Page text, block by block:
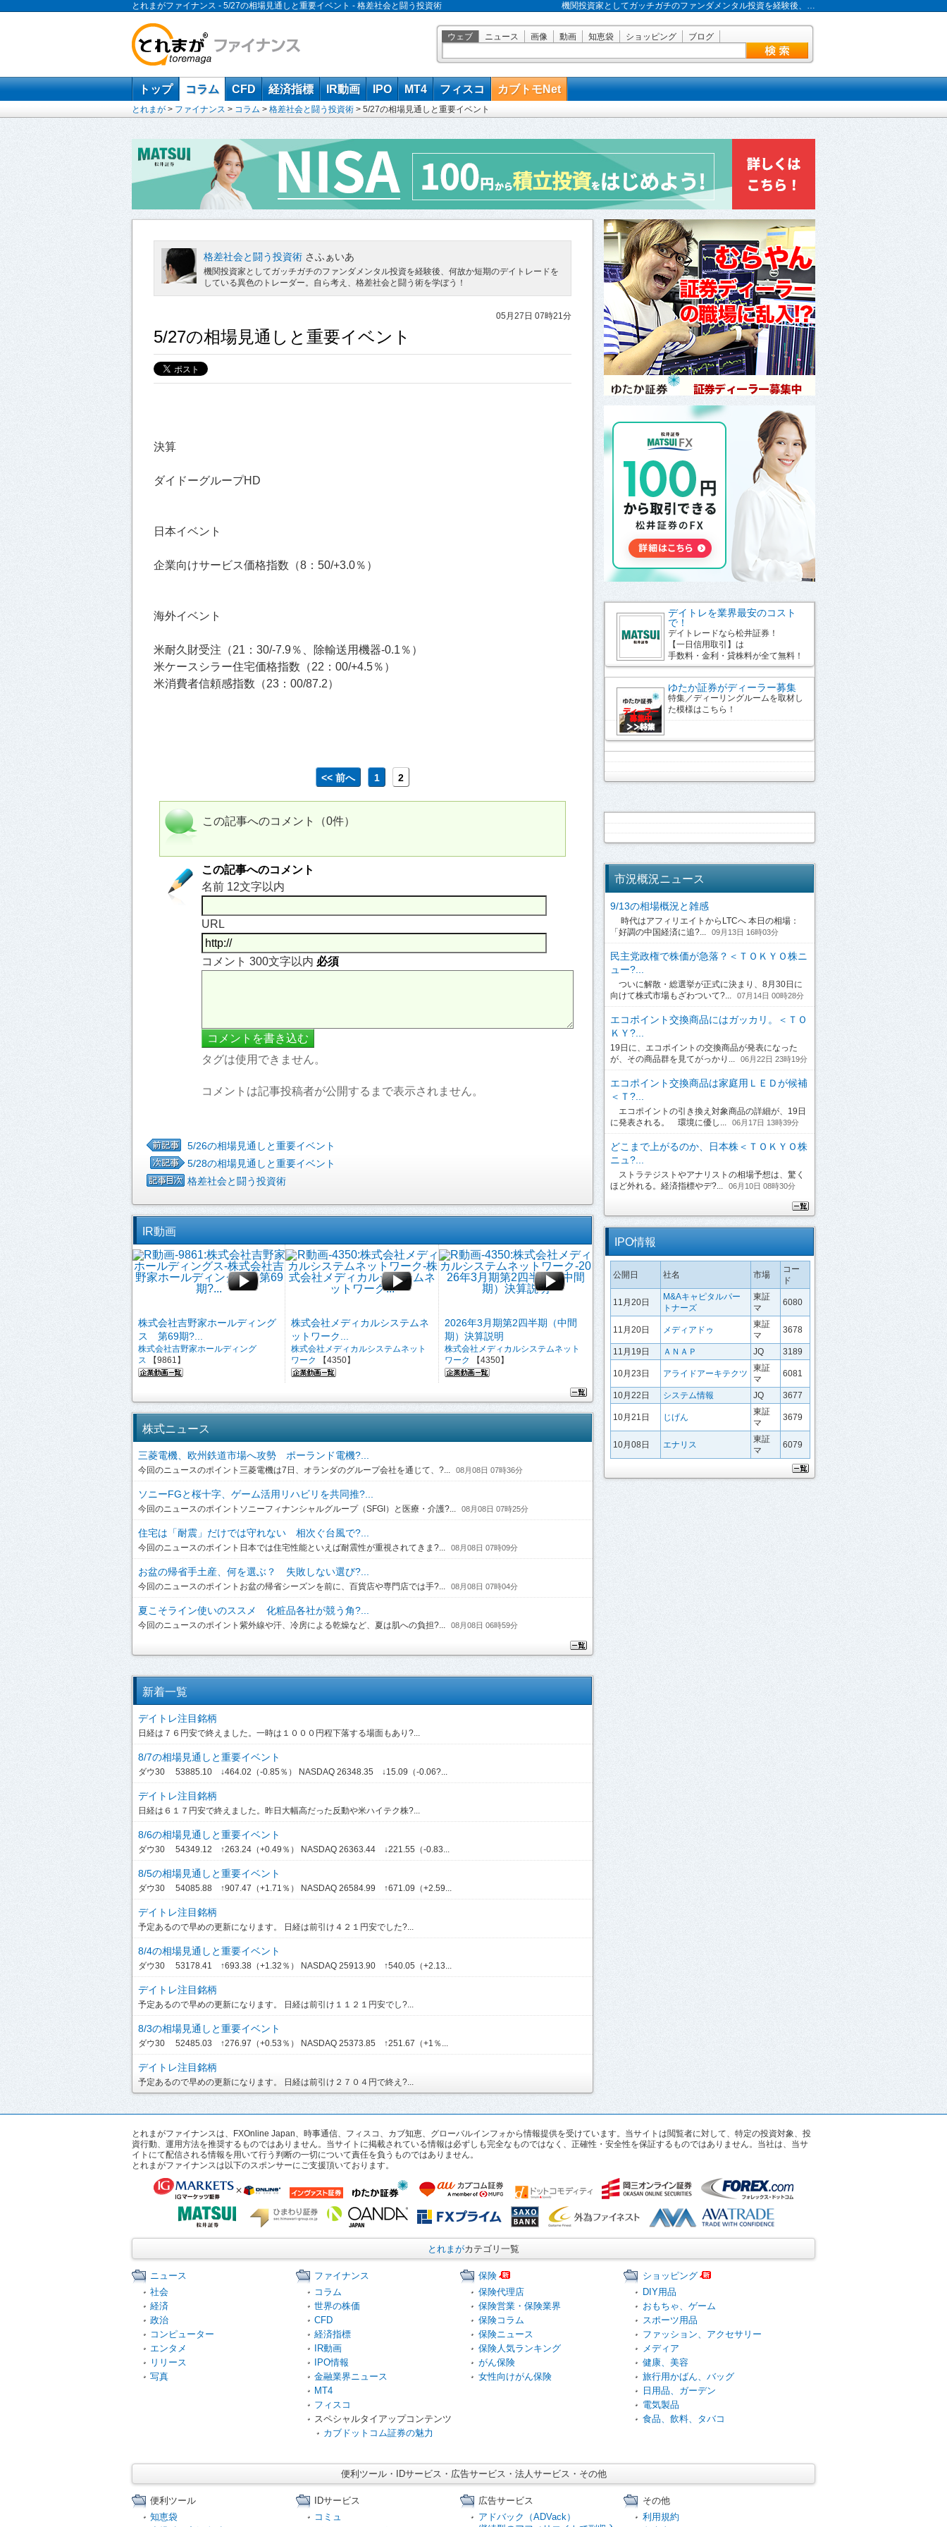
とれまがファイナンス - 5/27の相場見通しと重要イベント - 格差社会と闘う投資術 機関投資家としてガッチガチのファンダメンタル投資を経験後、…
ウェブ ニュース 画像 動画 知恵袋 ショッピング ブログ
トップ コラム CFD 経済指標 IR動画 IPO MT4 フィスコ カブトモNet
とれまが > ファイナンス > コラム > 格差社会と闘う投資術 > 5/27の相場見通しと重要イベント
格差社会と闘う投資術 さふぁいあ
機関投資家としてガッチガチのファンダメンタル投資を経験後、何故か短期のデイトレードを
している異色のトレーダー。自ら考え、格差社会と闘う術を学ぼう！
05月27日 07時21分
5/27の相場見通しと重要イベント
決算
ダイドーグループHD
日本イベント
企業向けサービス価格指数（8：50/+3.0％）
海外イベント
米耐久財受注（21：30/-7.9％、除輸送用機器-0.1％）
米ケースシラー住宅価格指数（22：00/+4.5％）
米消費者信頼感指数（23：00/87.2）
<< 前へ 1 2
この記事へのコメント（0件）
この記事へのコメント
名前 12文字以内
URL
コメント 300文字以内 必須
タグは使用できません。
コメントは記事投稿者が公開するまで表示されません。
5/26の相場見通しと重要イベント
5/28の相場見通しと重要イベント
格差社会と闘う投資術
IR動画
株式会社吉野家ホールディング
ス 第69期?...
株式会社吉野家ホールディング
ス 【9861】
株式会社メディカルシステムネ
ットワーク...
株式会社メディカルシステムネット
ワーク
【4350】
2026年3月期第2四半期（中間
期）決算説明
株式会社メディカルシステムネット
ワーク
【4350】
株式ニュース
三菱電機、欧州鉄道市場へ攻勢 ポーランド電機?...
今回のニュースのポイント三菱電機は7日、オランダのグループ会社を通じて、?... 08月08日 07時36分
ソニーFGと桜十字、ゲーム活用リハビリを共同推?...
今回のニュースのポイントソニーフィナンシャルグループ（SFGI）と医療・介護?... 08月08日 07時25分
住宅は「耐震」だけでは守れない 相次ぐ台風で?...
今回のニュースのポイント日本では住宅性能といえば耐震性が重視されてきま?... 08月08日 07時09分
お盆の帰省手土産、何を選ぶ？ 失敗しない選び?...
今回のニュースのポイントお盆の帰省シーズンを前に、百貨店や専門店では手?... 08月08日 07時04分
夏こそライン使いのススメ 化粧品各社が競う角?...
今回のニュースのポイント紫外線や汗、冷房による乾燥など、夏は肌への負担?... 08月08日 06時59分
新着一覧
デイトレ注目銘柄
日経は７６円安で終えました。一時は１０００円程下落する場面もあり?...
8/7の相場見通しと重要イベント
ダウ30 53885.10 ↓464.02（-0.85％） NASDAQ 26348.35 ↓15.09（-0.06?...
デイトレ注目銘柄
日経は６１７円安で終えました。昨日大幅高だった反動や米ハイテク株?...
8/6の相場見通しと重要イベント
ダウ30 54349.12 ↑263.24（+0.49％） NASDAQ 26363.44 ↓221.55（-0.83...
8/5の相場見通しと重要イベント
ダウ30 54085.88 ↑907.47（+1.71％） NASDAQ 26584.99 ↑671.09（+2.59...
デイトレ注目銘柄
予定あるので早めの更新になります。 日経は前引け４２１円安でした?...
8/4の相場見通しと重要イベント
ダウ30 53178.41 ↑693.38（+1.32％） NASDAQ 25913.90 ↑540.05（+2.13...
デイトレ注目銘柄
予定あるので早めの更新になります。 日経は前引け１１２１円安でし?...
8/3の相場見通しと重要イベント
ダウ30 52485.03 ↑276.97（+0.53％） NASDAQ 25373.85 ↑251.67（+1％...
デイトレ注目銘柄
予定あるので早めの更新になります。 日経は前引け２７０４円で終え?...
デイトレを業界最安のコスト
で！
デイトレードなら松井証券！
【一日信用取引】は
手数料・金利・貸株料が全て無料！
ゆたか証券がディーラー募集
特集／ディーリングルームを取材し
た模様はこちら！
市況概況ニュース
9/13の相場概況と雑感
時代はアフィリエイトからLTCへ 本日の相場：
「好調の中国経済に追?...
09月13日 16時03分
民主党政権で株価が急落？＜ＴＯＫＹＯ株ニ
ュー?...
ついに解散・総選挙が正式に決まり、8月30日に
向けて株式市場もざわついて?...
07月14日 00時28分
エコポイント交換商品にはガッカリ。＜ＴＯ
ＫＹ?...
19日に、エコポイントの交換商品が発表になった
が、その商品群を見てがっかり...
06月22日 23時19分
エコポイント交換商品は家庭用ＬＥＤが候補
＜Ｔ?...
エコポイントの引き換え対象商品の詳細が、19日
に発表される。 環境に優し...
06月17日 13時39分
どこまで上がるのか、日本株＜ＴＯＫＹＯ株
ニュ?...
ストラテジストやアナリストの相場予想は、驚く
ほど外れる。経済指標やデ?...
06月10日 08時30分
IPO情報
公開日 社名 市場
コー
ド
11月20日
M&Aキャピタルパー
トナーズ
東証
マ
6080
11月20日 メディアドゥ
東証
マ
3678
11月19日 ＡＮＡＰ JQ 3189
10月23日 アライドアーキテクツ
東証
マ
6081
10月22日 システム情報 JQ 3677
10月21日 じげん
東証
マ
3679
10月08日 エナリス
東証
マ
6079
とれまがファイナンスは、FXOnline Japan、時事通信、フィスコ、カブ知恵、グローバルインフォから情報提供を受けています。当サイトは閲覧者に対して、特定の投資対象、投
資行動、運用方法を推奨するものではありません。当サイトに掲載されている情報は必ずしも完全なものではなく、正確性・安全性を保証するものではありません。当社は、当サ
イトにて配信される情報を用いて行う判断の一切について責任を負うものではありません。
とれまがファイナンスは以下のスポンサーにご支援頂いております。
とれまがカテゴリ一覧
ニュース
社会
経済
政治
コンピューター
エンタメ
リリース
写真
ファイナンス
コラム
世界の株価
CFD
経済指標
IR動画
IPO情報
金融業界ニュース
MT4
フィスコ
スペシャルタイアップコンテンツ
カブドットコム証券の魅力
保険
保険代理店
保険営業・保険業界
保険コラム
保険ニュース
保険人気ランキング
がん保険
女性向けがん保険
ショッピング
DIY用品
おもちゃ、ゲーム
スポーツ用品
ファッション、アクセサリー
メディア
健康、美容
旅行用かばん、バッグ
日用品、ガーデン
電気製品
食品、飲料、タバコ
便利ツール・IDサービス・広告サービス・法人サービス・その他
便利ツール
知恵袋
IDサービス
コミュ
広告サービス
アドバック（ADVack）
その他
利用規約